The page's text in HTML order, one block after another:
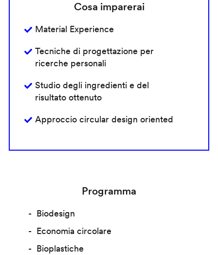
Cosa imparerai
Material Experience
Tecniche di progettazione per
ricerche personali
Studio degli ingredienti e del
risultato ottenuto
Approccio circular design oriented
Programma
Biodesign
Economia circolare
Bioplastiche